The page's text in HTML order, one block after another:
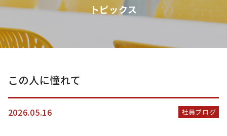
トピックス
この人に憧れて
2026.05.16 社員ブログ